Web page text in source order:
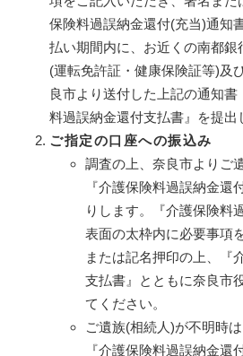
保険料過誤納金還付(充当)通知
払い期間内に、お近くの南都
(運転免許証・健康保険証等)及
良市より送付した上記の通知
料過誤納金還付支払書』を提出
ご指定の口座への振込み
調査の上、奈良市よりご
『介護保険料過誤納金還
りします。『介護保険料
表面の太枠内に必要事項
または記名押印の上、『
支払書』とともに奈良市
てください。
ご遺族(相続人)が不明時
『介護保険料過誤納金還